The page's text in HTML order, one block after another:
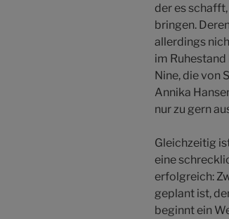
der es
bringen.
allerdings
im
Nine, die von
Annika
nur zu gern
Gleichzeitig
eine
erfolgreich:
geplant ist,
beginnt ein